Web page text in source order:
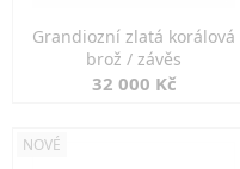
Grandiozní zlatá korálová
brož / závěs
32 000 Kč
NOVÉ